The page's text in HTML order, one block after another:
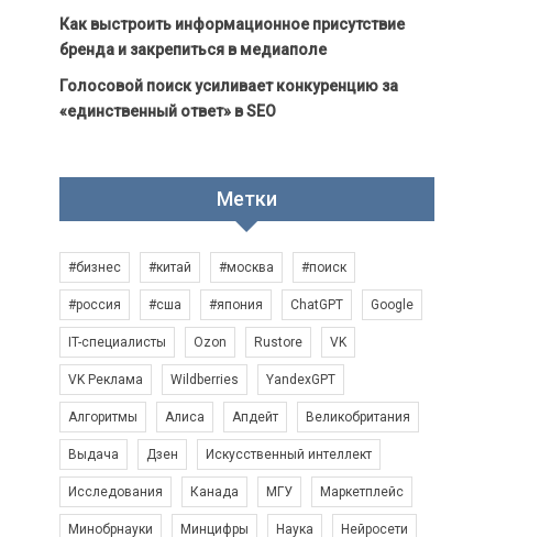
Как выстроить информационное присутствие
бренда и закрепиться в медиаполе
Голосовой поиск усиливает конкуренцию за
«единственный ответ» в SEO
Метки
#бизнес #китай #москва #поиск
#россия #сша #япония ChatGPT Google
IT-специалисты Ozon Rustore VK
VK Реклама Wildberries YandexGPT
Алгоритмы Алиса Апдейт Великобритания
Выдача Дзен Искусственный интеллект
Исследования Канада МГУ Маркетплейс
Минобрнауки Минцифры Наука Нейросети